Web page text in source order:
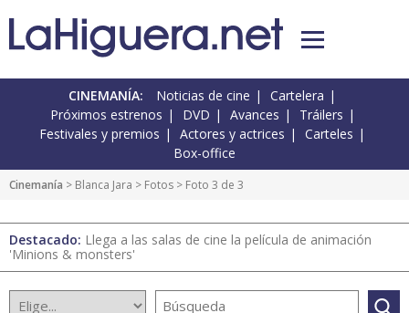
CINEMANÍA: Noticias de cine
Cartelera
Próximos estrenos
DVD Avances
Tráilers
Festivales y premios
Actores y actrices
Carteles
Box-office
Cinemanía > Blanca Jara > Fotos > Foto 3 de 3
Destacado: Llega a las salas de cine la película de animación
'Minions & monsters'